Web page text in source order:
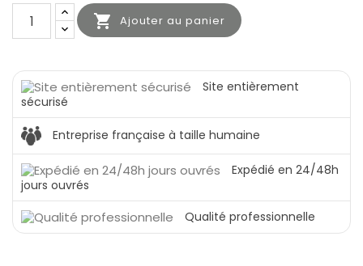
 Ajouter au panier
Site entièrement
sécurisé
Entreprise française à taille humaine
Expédié en 24/48h
jours ouvrés
Qualité professionnelle